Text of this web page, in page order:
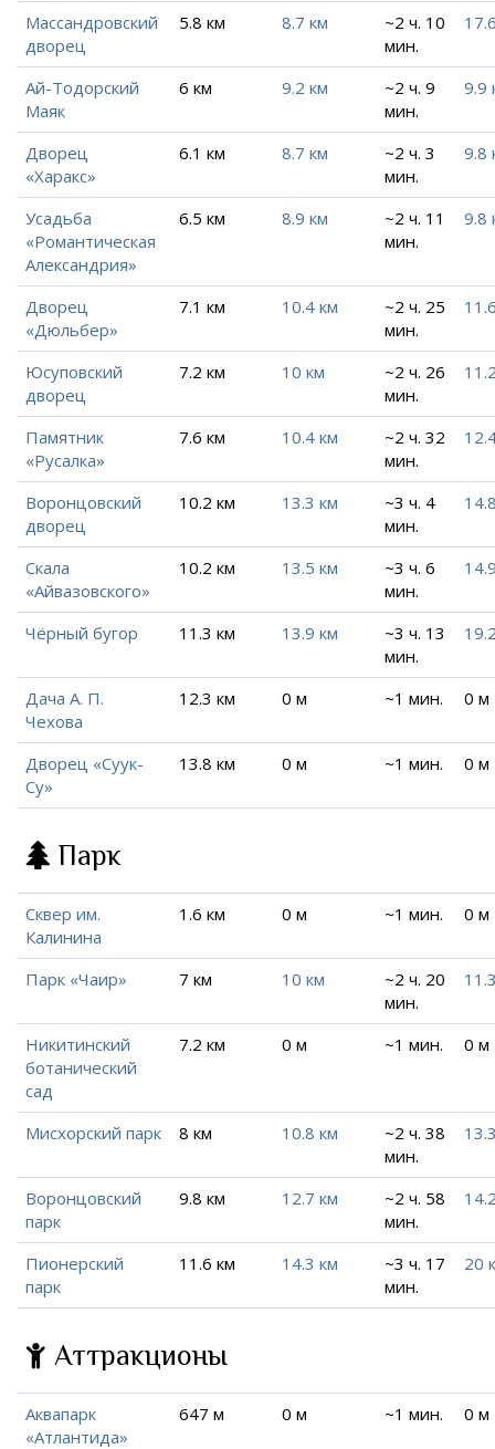
Массандровский
дворец
5.8 км 8.7 км
~2 ч. 10
мин.
Ай-Тодорский
Маяк
6 км 9.2 км
~2 ч. 9
мин.
9.9
Дворец
«Харакс»
6.1 км 8.7 км
~2 ч. 3
мин.
9.8
Усадьба
«Романтическая
Александрия»
6.5 км 8.9 км
~2 ч. 11
мин.
9.8
Дворец
«Дюльбер»
7.1 км 10.4 км
~2 ч. 25
мин.
Юсуповский
дворец
7.2 км 10 км
~2 ч. 26
мин.
Памятник
«Русалка»
7.6 км 10.4 км
~2 ч. 32
мин.
Воронцовский
дворец
10.2 км 13.3 км
~3 ч. 4
мин.
Скала
«Айвазовского»
10.2 км 13.5 км
~3 ч. 6
мин.
Чёрный бугор 11.3 км 13.9 км
~3 ч. 13
мин.
Дача А. П.
Чехова
12.3 км 0 м ~1 мин. 0 м
Дворец «Суук-
Су»
13.8 км 0 м ~1 мин. 0 м
Парк
Сквер им.
Калинина
1.6 км 0 м ~1 мин. 0 м
Парк «Чаир» 7 км 10 км
~2 ч. 20
мин.
Никитинский
ботанический
сад
7.2 км 0 м ~1 мин. 0 м
Мисхорский парк 8 км 10.8 км
~2 ч. 38
мин.
Воронцовский
парк
9.8 км 12.7 км
~2 ч. 58
мин.
Пионерский
парк
11.6 км 14.3 км
~3 ч. 17
мин.
20
Аттракционы
Аквапарк
«Атлантида»
647 м 0 м ~1 мин. 0 м